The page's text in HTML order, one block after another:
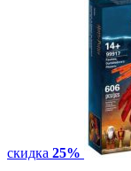
скидка 25%